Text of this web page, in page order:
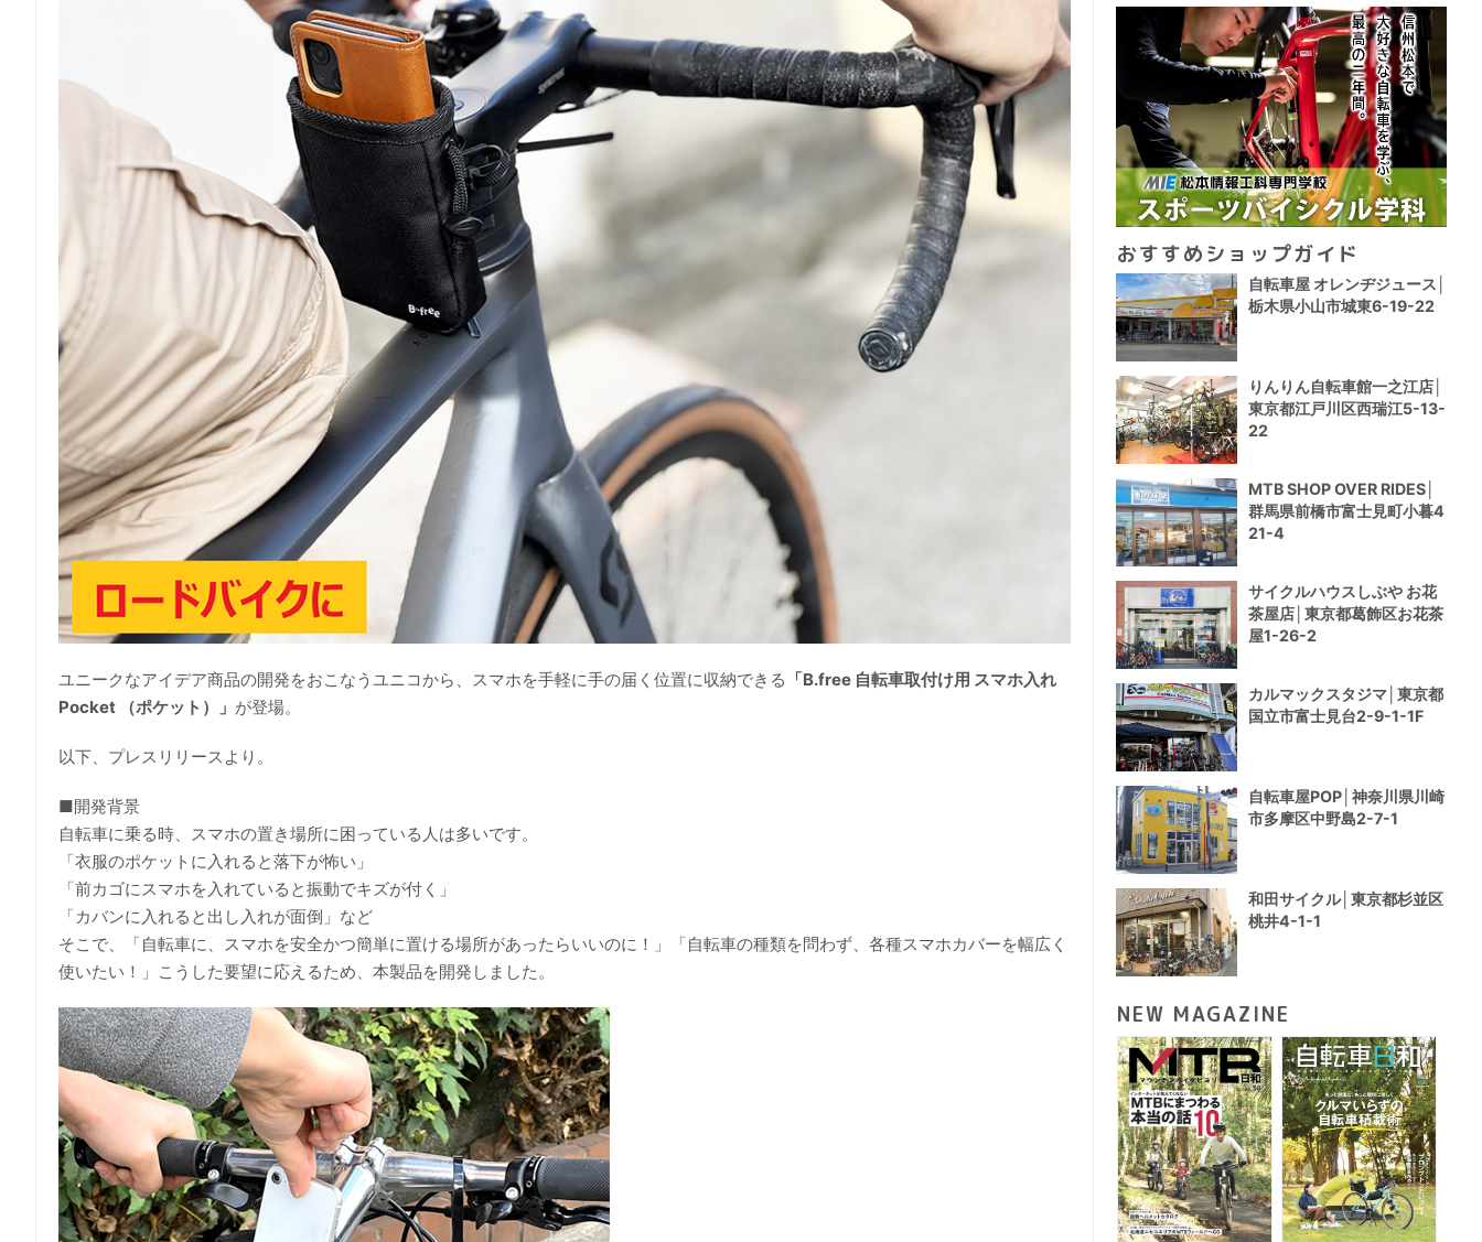
ユニークなアイデア商品の開発をおこなうユニコから、スマホを手軽に手の届く位置に収納できる 「B.free 自転車取付け用 スマホ入れ
Pocket （ポケット）」 が登場。
以下、プレスリリースより。
■開発背景
自転車に乗る時、スマホの置き場所に困っている人は多いです。
「衣服のポケットに入れると落下が怖い」
「前カゴにスマホを入れていると振動でキズが付く」
「カバンに入れると出し入れが面倒」など
そこで、「自転車に、スマホを安全かつ簡単に置ける場所があったらいいのに！」「自転車の種類を問わず、各種スマホカバーを幅広く
使いたい！」こうした要望に応えるため、本製品を開発しました。
おすすめショップガイド
自転車屋 オレンヂジュース│
栃木県小山市城東6-19-22
りんりん自転車館一之江店│
東京都江戸川区西瑞江5-13-
22
MTB SHOP OVER RIDES│
群馬県前橋市富士見町小暮4
21-4
サイクルハウスしぶや お花
茶屋店│東京都葛飾区お花茶
屋1-26-2
カルマックスタジマ│東京都
国立市富士見台2-9-1-1F
自転車屋POP│神奈川県川崎
市多摩区中野島2-7-1
和田サイクル│東京都杉並区
桃井4-1-1
NEW MAGAZINE